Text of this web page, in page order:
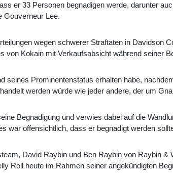
er 33 Personen begnadigen werde, darunter
Gouverneur Lee.
wegen schwerer Straftaten in Davidson
von Kokain mit Verkaufsabsicht während seiner
seines Prominentenstatus erhalten habe,
werden würde wie jeder andere, der um
Begnadigung und verwies dabei auf die
war offensichtlich, dass er begnadigt werden
David Raybin und Ben Raybin von Raybin
Roll heute im Rahmen seiner angekündigten